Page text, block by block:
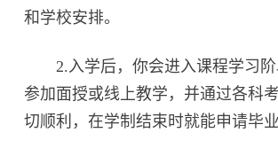
和学校安排。
2.入学后，你会进入课程学习阶
参加面授或线上教学，并通过各科
切顺利，在学制结束时就能申请毕业